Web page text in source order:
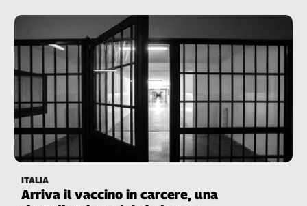
ITALIA
Arriva il vaccino in carcere, una